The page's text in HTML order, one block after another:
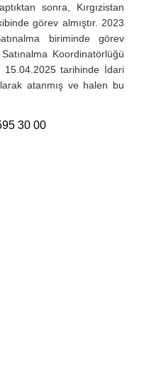
sonra, Kırgızistan
görev almıştır. 2023
biriminde görev
Koordinatörlüğü
15.04.2025 tarihinde İdari
atanmış ve halen bu
30 00